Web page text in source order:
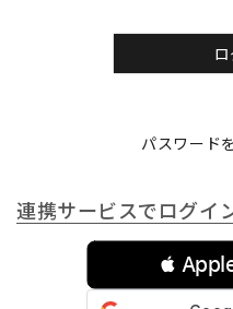
パスワード
連携サービスでログイ
 Apple